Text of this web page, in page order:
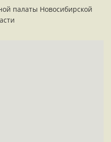
палаты Новосибирской